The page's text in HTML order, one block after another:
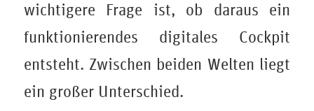
wichtigere Frage ist, ob daraus ein
funktionierendes digitales Cockpit
entsteht. Zwischen beiden Welten liegt
ein großer Unterschied.